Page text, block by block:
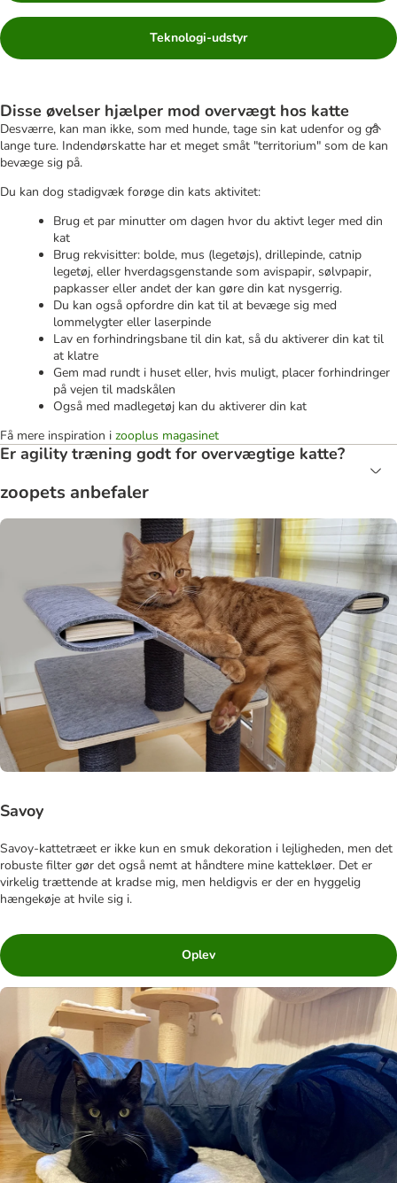
Teknologi-udstyr
Disse øvelser hjælper mod overvægt hos katte
Desværre, kan man ikke, som med hunde, tage sin kat udenfor og gå
lange ture. Indendørskatte har et meget småt "territorium" som de kan
bevæge sig på.
Du kan dog stadigvæk forøge din kats aktivitet:
Brug et par minutter om dagen hvor du aktivt leger med din
kat
Brug rekvisitter: bolde, mus (legetøjs), drillepinde, catnip
legetøj, eller hverdagsgenstande som avispapir, sølvpapir,
papkasser eller andet der kan gøre din kat nysgerrig.
Du kan også opfordre din kat til at bevæge sig med
lommelygter eller laserpinde
Lav en forhindringsbane til din kat, så du aktiverer din kat til
at klatre
Gem mad rundt i huset eller, hvis muligt, placer forhindringer
på vejen til madskålen
Også med madlegetøj kan du aktiverer din kat
Få mere inspiration i zooplus magasinet
Er agility træning godt for overvægtige katte?
zoopets anbefaler
Savoy
Savoy-kattetræet er ikke kun en smuk dekoration i lejligheden, men det
robuste filter gør det også nemt at håndtere mine kattekløer. Det er
virkelig trættende at kradse mig, men heldigvis er der en hyggelig
hængekøje at hvile sig i.
Oplev